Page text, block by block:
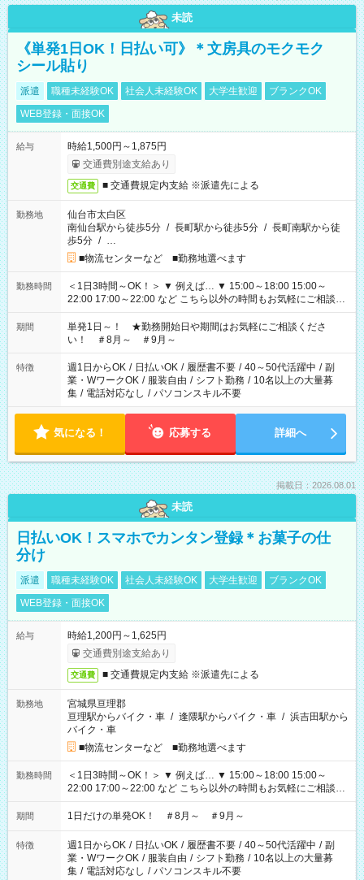
未読
《単発1日OK！日払い可》＊文房具のモクモク
シール貼り
派遣 職種未経験OK 社会人未経験OK 大学生歓迎
ブランクOK
WEB登録・面接OK
給与
時給1,500円～1,875円
交通費別途支給あり
交通費 ■ 交通費規定内支給 ※派遣先による
勤務地
仙台市太白区
南仙台駅から徒歩5分 / 長町駅から徒歩5分 / 長町南駅から徒
歩5分 / …
■物流センターなど ■勤務地選べます
勤務時間
＜1日3時間～OK！＞ ▼ 例えば… ▼ 15:00～18:00 15:00～
22:00 17:00～22:00 など こちら以外の時間もお気軽にご相談く
ださい！
期間
単発1日～！ ★勤務開始日や期間はお気軽にご相談くださ
い！ ＃8月～ ＃9月～
特徴 週1日からOK / 日払いOK / 履歴書不要 / 40～50代活躍中 / 副
業・WワークOK / 服装自由 / シフト勤務 / 10名以上の大量募
集 / 電話対応なし / パソコンスキル不要
気になる！ 応募する 詳細へ
掲載日：2026.08.01
未読
日払いOK！スマホでカンタン登録＊お菓子の仕
分け
派遣 職種未経験OK 社会人未経験OK 大学生歓迎
ブランクOK
WEB登録・面接OK
給与
時給1,200円～1,625円
交通費別途支給あり
交通費 ■ 交通費規定内支給 ※派遣先による
勤務地
宮城県亘理郡
亘理駅からバイク・車 / 逢隈駅からバイク・車 / 浜吉田駅から
バイク・車
■物流センターなど ■勤務地選べます
勤務時間
＜1日3時間～OK！＞ ▼ 例えば… ▼ 15:00～18:00 15:00～
22:00 17:00～22:00 など こちら以外の時間もお気軽にご相談く
ださい！
期間 1日だけの単発OK！ ＃8月～ ＃9月～
特徴 週1日からOK / 日払いOK / 履歴書不要 / 40～50代活躍中 / 副
業・WワークOK / 服装自由 / シフト勤務 / 10名以上の大量募
集 / 電話対応なし / パソコンスキル不要